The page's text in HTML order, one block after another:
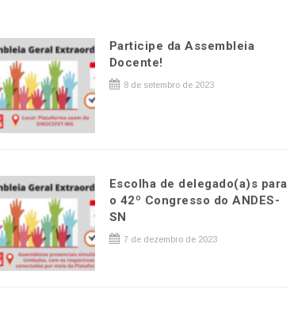
Participe da Assembleia
Docente!
8 de setembro de 2023
Escolha de delegado(a)s para
o 42º Congresso do ANDES-
SN
7 de dezembro de 2023